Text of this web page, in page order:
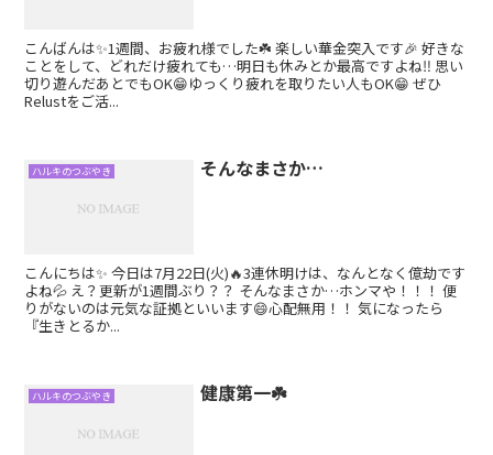
こんばんは✨1週間、お疲れ様でした☘️ 楽しい華金突入です🎉 好きな
ことをして、どれだけ疲れても…明日も休みとか最高ですよね‼️ 思い
切り遊んだあとでもOK😁ゆっくり疲れを取りたい人もOK😁 ぜひ
Relustをご活...
ハルキのつぶやき そんなまさか…
こんにちは✨ 今日は7月22日(火)🔥3連休明けは、なんとなく億劫です
よね💦 え？更新が1週間ぶり？？ そんなまさか…ホンマや！！！ 便
りがないのは元気な証拠といいます😄心配無用！！ 気になったら
『生きとるか...
ハルキのつぶやき 健康第一☘️